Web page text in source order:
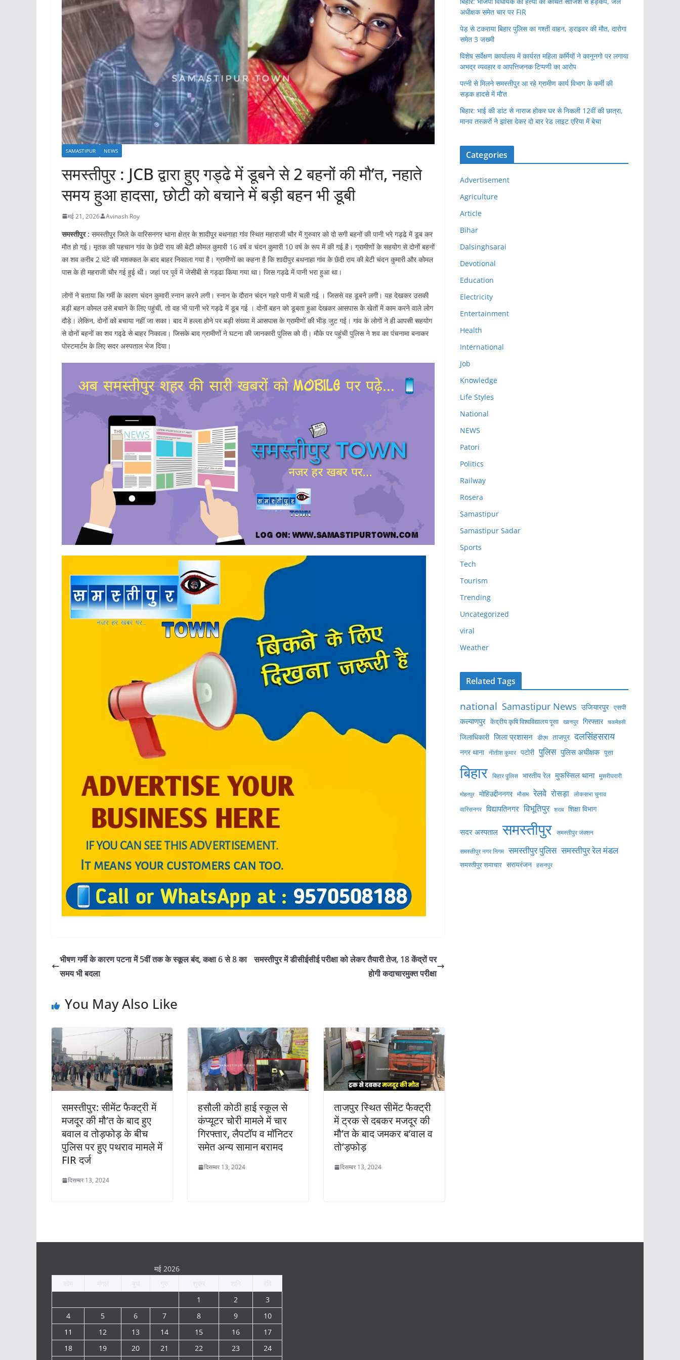
SAMASTIPUR NEWS
समस्तीपुर : JCB द्वारा हुए गड्ढे में डूबने से 2 बहनों की मौ’त, नहाते
समय हुआ हादसा, छोटी को बचाने में बड़ी बहन भी डूबी
मई 21, 2026 Avinash Roy
समस्तीपुर : समस्तीपुर जिले के वारिसनगर थाना क्षेत्र के शादीपुर बथनाहा गांव स्थित महाराजी चौर में गुरुवार को दो सगी बहनों की पानी भरे गड्ढे में डूब कर
मौत हो गई। मृतक की पहचान गांव के छेदी राय की बेटी कोमल कुमारी 16 वर्ष व चंदन कुमारी 10 वर्ष के रूप में की गई है। ग्रामीणों के सहयोग से दोनों बहनों
का शव करीब 2 घंटे की मशक्कत के बाद बाहर निकाला गया है। ग्रामीणों का कहना है कि शादीपुर बथनाहा गांव के छेदी राय की बेटी चंदन कुमारी और कोमल
पास के ही महराजी चौर गई हुई थी। जहां पर पूर्व में जेसीबी से गड्ढा किया गया था। जिस गड्ढे में पानी भरा हुआ था।
लोगों ने बताया कि गर्मी के कारण चंदन कुमारी स्नान करने लगी। स्नान के दौरान चंदन गहरे पानी में चली गई । जिससे वह डूबने लगी। यह देखकर उसकी
बड़ी बहन कोमल उसे बचाने के लिए पहुंची, तो वह भी पानी भरे गड्ढे में डूब गई । दोनों बहन को डूबता हुआ देखकर आसपास के खेतों में काम करने वाले लोग
दौड़े। लेकिन, दोनों को बचाया नहीं जा सका। बाद में हल्ला होने पर बड़ी संख्या में आसपास के ग्रामीणों की भीड़ जुट गई। गांव के लोगों ने ही आपसी सहयोग
से दोनों बहनों का शव गढ्‌ढे से बाहर निकाला। जिसके बाद ग्रामीणों ने घटना की जानकारी पुलिस को दी। मौके पर पहुंची पुलिस ने शव का पंचनामा बनाकर
पोस्टमार्टम के लिए सदर अस्पताल भेज दिया।
भीषण गर्मी के कारण पटना में 5वीं तक के स्कूल बंद, कक्षा 6 से 8 का
समय भी बदला
समस्तीपुर में डीसीईसीई परीक्षा को लेकर तैयारी तेज, 18 केंद्रों पर
होगी कदाचारमुक्त परीक्षा
You May Also Like
समस्तीपुर: सीमेंट फैक्ट्री में
मजदूर की मौ’त के बाद हुए
बवाल व तोड़फोड़ के बीच
पुलिस पर हुए पथराव मामले में
FIR दर्ज
दिसम्बर 13, 2024
हसौली कोठी हाई स्कूल से
कंप्यूटर चोरी मामले में चार
गिरफ्तार, लैपटॉप व माॅनिटर
समेत अन्य सामान बरामद
दिसम्बर 13, 2024
ताजपुर स्थित सीमेंट फैक्ट्री
में ट्रक से दबकर मजदूर की
मौ’त के बाद जमकर ब’वाल व
तो’ड़फोड़
दिसम्बर 13, 2024
अधीक्षक समेत चार पर FIR
पेड़ से टकराया बिहार पुलिस का गश्ती वाहन, ड्राइवर की मौत, दारोगा
समेत 3 जख्मी
विशेष सर्वेक्षण कार्यालय में कार्यरत महिला कर्मियों ने कानूनगो पर लगाया
अभद्र व्यवहार व आपत्तिजनक टिप्पणी का आरोप
पत्नी से मिलने समस्तीपुर आ रहे ग्रामीण कार्य विभाग के कर्मी की
सड़क हादसे में मौ’त
बिहार: भाई की डांट से नाराज होकर घर से निकली 12वीं की छात्रा,
मानव तस्करों ने झांसा देकर दो बार रेड लाइट एरिया में बेचा
Categories
Advertisement
Agriculture
Article
Bihar
Dalsinghsarai
Devotional
Education
Electricity
Entertainment
Health
International
Job
Knowledge
Life Styles
National
NEWS
Patori
Politics
Railway
Rosera
Samastipur
Samastipur Sadar
Sports
Tech
Tourism
Trending
Uncategorized
viral
Weather
Related Tags
national Samastipur News उजियारपुर एसपी
कल्याणपुर केंद्रीय कृषि विश्वविद्यालय पूसा खानपुर गिरफ्तार चकमेहसी
जिलाधिकारी जिला प्रशासन डीएम ताजपुर दलसिंहसराय
नगर थाना नीतीश कुमार पटोरी पुलिस पुलिस अधीक्षक पूसा
बिहार बिहार पुलिस भारतीय रेल मुफस्सिल थाना मुसरीघरारी
मोहनपुर मोहिउद्दीननगर मौसम रेलवे रोसड़ा लोकसभा चुनाव
वारिसनगर विद्यापतिनगर विभूतिपुर शराब शिक्षा विभाग
सदर अस्पताल समस्तीपुर समस्तीपुर जंक्शन
समस्तीपुर नगर निगम समस्तीपुर पुलिस समस्तीपुर रेल मंडल
समस्तीपुर समाचार सरायरंजन हसनपुर
मई 2026
1
2
3
4
5 6 7 8 9
10
11
12 13 14 15 16
17
18
19 20 21 22 23
24